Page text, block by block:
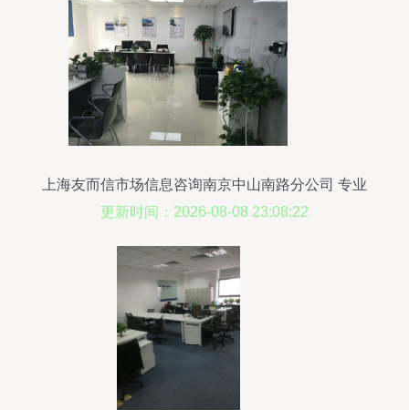
上海友而信市场信息咨询南京中山南路分公司 专业
的市场信息服务
更新时间：2026-08-08 23:08:22